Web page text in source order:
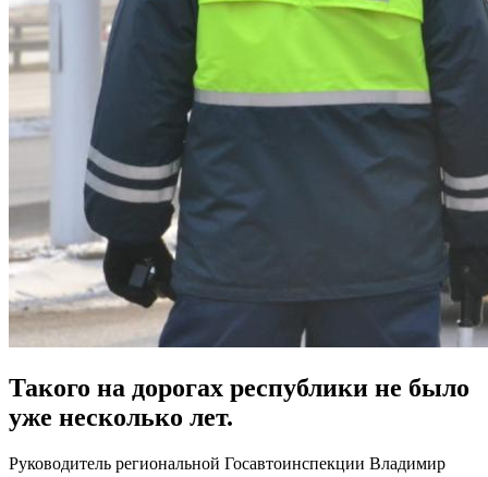
Такого на дорогах республики не было
уже несколько лет.
Руководитель региональной Госавтоинспекции Владимир